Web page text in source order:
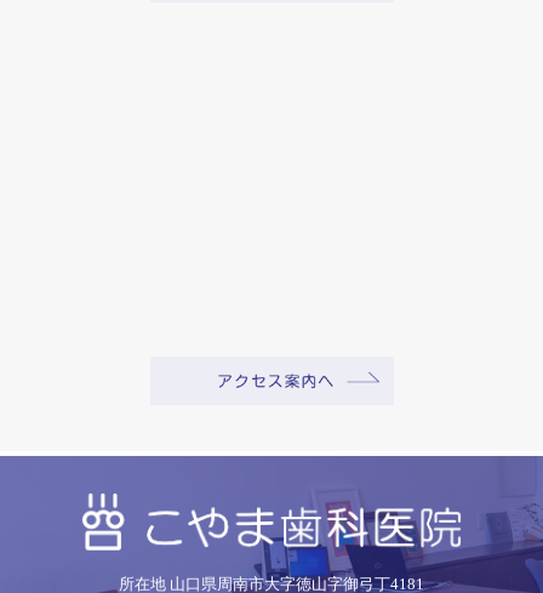
所在地 山口県周南市大字徳山字御弓丁4181